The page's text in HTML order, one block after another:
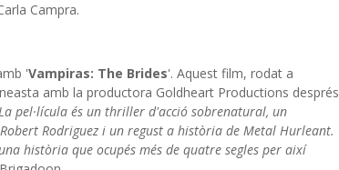
Campra.
'Vampiras: The Brides'. Aquest film, rodat a
amb la productora Goldheart Productions després
pel·lícula és un thriller d'acció sobrenatural, un
Rodriguez i un regust a història de Metal Hurleant.
història que ocupés més de quatre segles per així